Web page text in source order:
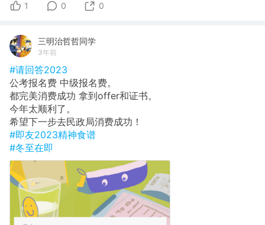
1 0 0
三明治哲哲同学
3年前
#请回答2023
公考报名费 中级报名费。
都完美消费成功 拿到offer和证书。
今年太顺利了。
希望下一步去民政局消费成功！
#即友2023精神食谱
#冬至在即